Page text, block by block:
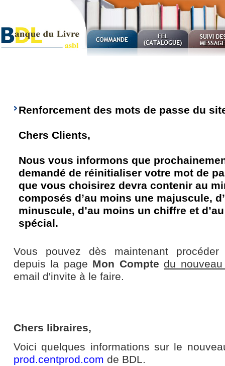
Renforcement des mots de passe du
Chers Clients,
Nous vous informons que
demandé de réinitialiser votre mot de
que vous choisirez devra contenir au
composés d’au moins une majuscule,
minuscule, d’au moins un chiffre et
spécial.
Vous pouvez dès maintenant
depuis la page Mon Compte du
email d'invite à le faire.
Chers libraires,
Voici quelques informations sur le
prod.centprod.com de BDL.